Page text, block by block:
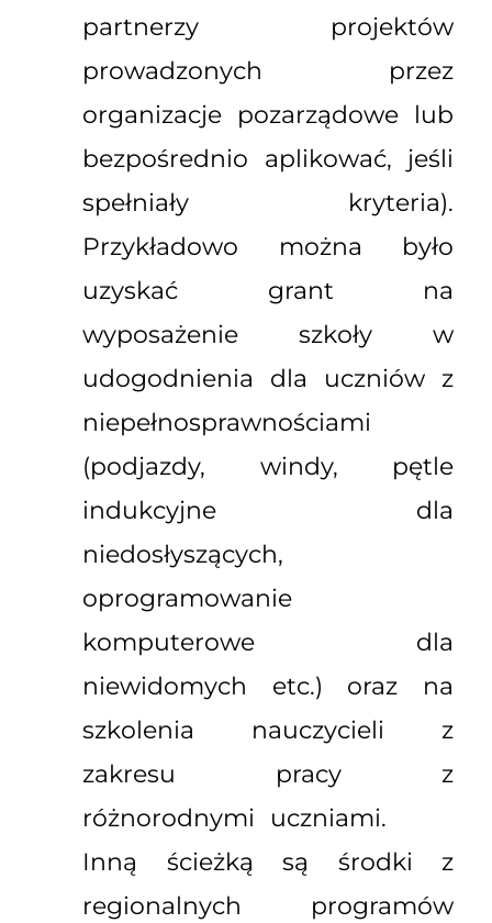
partnerzy projektów
prowadzonych przez
organizacje pozarządowe lub
bezpośrednio aplikować, jeśli
spełniały kryteria).
Przykładowo można było
uzyskać grant na
wyposażenie szkoły w
udogodnienia dla uczniów z
niepełnosprawnościami
(podjazdy, windy, pętle
indukcyjne dla
niedosłyszących,
oprogramowanie
komputerowe dla
niewidomych etc.) oraz na
szkolenia nauczycieli z
zakresu pracy z
różnorodnymi uczniami.
Inną ścieżką są środki z
regionalnych programów